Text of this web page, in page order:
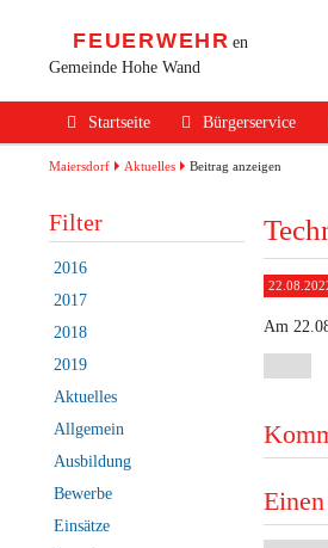
FEUERWEHR en
Gemeinde Hohe Wand
überspringen
Startseite Bürgerservice
Alarmierung /
Sicherheits Tipps
Verkehrsunfälle
Erste Hilfe
Rechtliches
Maiersdorf Aktuelles Beitrag anzeigen
Am
Filter
2016
2017
2018
2019
Aktuelles
Allgemein
Ausbildung
Bewerbe
Einsätze